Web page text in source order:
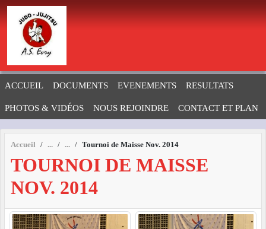
ACCUEIL DOCUMENTS EVENEMENTS RESULTATS
PHOTOS & VIDÉOS NOUS REJOINDRE CONTACT ET PLAN
Accueil Tournoi de Maisse Nov. 2014
TOURNOI DE MAISSE
NOV. 2014
Panneau de gestion des cookies